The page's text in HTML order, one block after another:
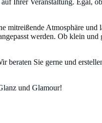
mitreißende Atmosphäre und
werden. Ob klein
Sie gerne und
und Glamour!